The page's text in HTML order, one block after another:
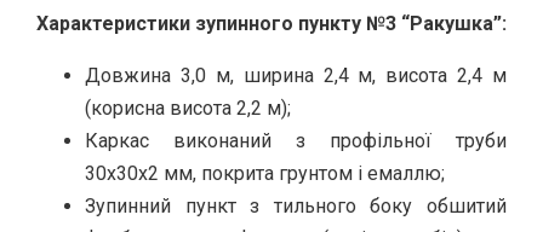
Характеристики зупинного пункту №3 “Ракушка”:
Довжина 3,0 м, ширина 2,4 м, висота 2,4 м
(корисна висота 2,2 м);
Каркас виконаний з профільної труби
30х30х2 мм, покрита грунтом і емаллю;
Зупинний пункт з тильного боку обшитий